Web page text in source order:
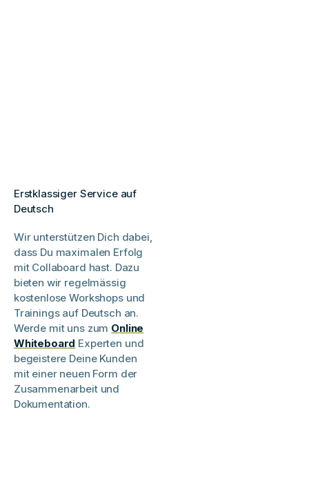
Erstklassiger Service auf
Deutsch
Wir unterstützen Dich dabei,
dass Du maximalen Erfolg
mit Collaboard hast. Dazu
bieten wir regelmässig
kostenlose Workshops und
Trainings auf Deutsch an.
Werde mit uns zum Online
Whiteboard Experten und
begeistere Deine Kunden
mit einer neuen Form der
Zusammenarbeit und
Dokumentation.